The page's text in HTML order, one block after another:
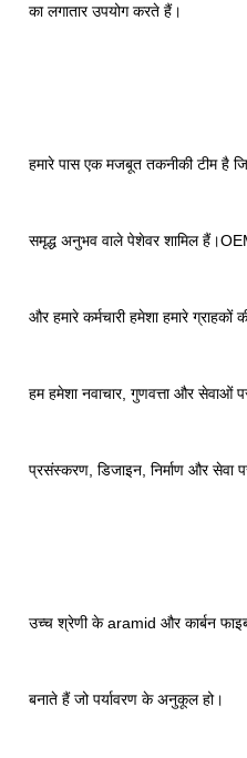
का लगातार उपयोग करते हैं।
हमारे पास एक मजबूत तकनीकी टीम है
समृद्ध अनुभव वाले पेशेवर शामिल
और हमारे कर्मचारी हमेशा हमारे
हम हमेशा नवाचार, गुणवत्ता और सेवाओं
प्रसंस्करण, डिजाइन, निर्माण और सेवा
उच्च श्रेणी के aramid और कार्बन
बनाते हैं जो पर्यावरण के अनुकूल हो।